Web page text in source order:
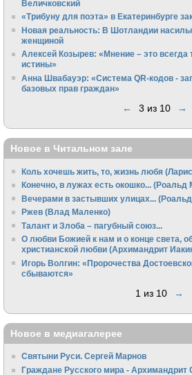
Величковский
«Трибуну для поэта» в Екатеринбурге
Новая реальность: В Шотландии
женщиной
Алексей Козырев: «Мнение – это всегда
истины»
Анна Швабауэр: «Система QR-кодов -
базовых прав граждан»
← 3 из 10 →
Новое в Читальном зале
Коль хочешь жить, то, жизнь любя
Конечно, в лужах есть окошко...
Вечерами в застывших улицах...
Ржев (Влад Маленко)
Талант и Злоба – пагубный союз...
О любви Божией к нам и о конце света,
христианской любви (Архимандрит
Игорь Волгин: «Пророчества
сбываются»
1 из 10 →
Новое в медиагалерее
Святыни Руси. Сергей Марнов
Граждане Русского мира - Архимандрит